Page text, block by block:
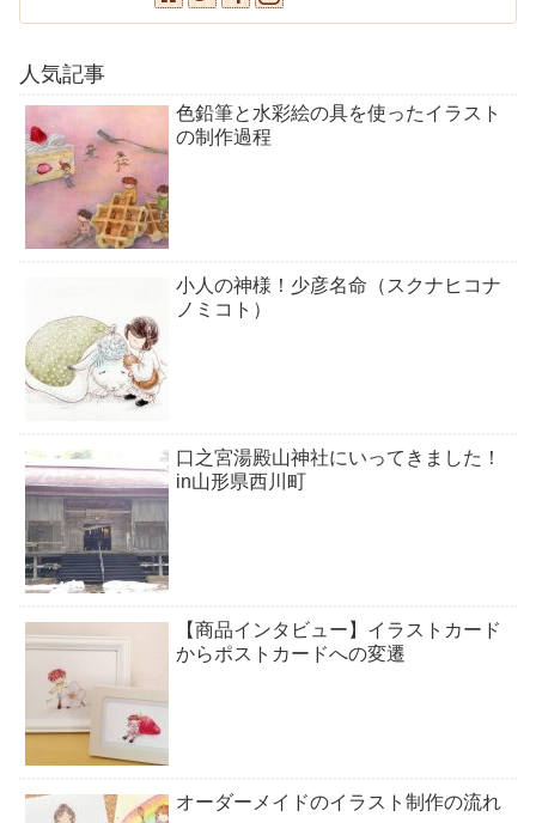
人気記事
色鉛筆と水彩絵の具を使ったイラスト
の制作過程
小人の神様！少彦名命（スクナヒコナ
ノミコト）
口之宮湯殿山神社にいってきました！
in山形県西川町
【商品インタビュー】イラストカード
からポストカードへの変遷
オーダーメイドのイラスト制作の流れ